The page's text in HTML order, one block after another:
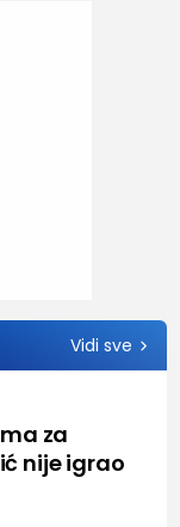
Vidi sve
za
nije igrao